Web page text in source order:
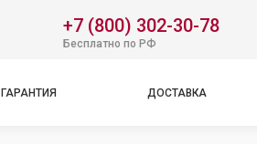
+7 (800) 302-30-78
Бесплатно по РФ
ГАРАНТИЯ ДОСТАВКА